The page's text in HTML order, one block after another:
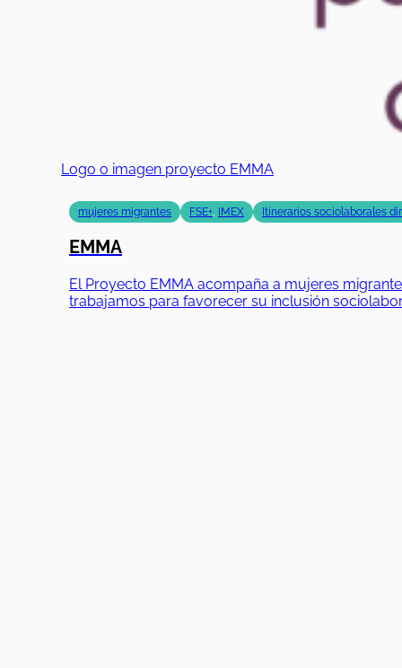
Logo o imagen proyecto EMMA
mujeres migrantes FSE+, IMEX Itinerarios sociolaborales
EMMA
El Proyecto EMMA acompaña a mujeres
trabajamos para favorecer su inclusión